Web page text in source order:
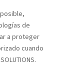
de
a proteger
cuando